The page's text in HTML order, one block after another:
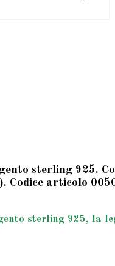
sterling 925.
Codice articolo
sterling 925, la